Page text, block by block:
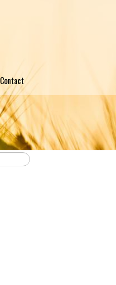
Contact